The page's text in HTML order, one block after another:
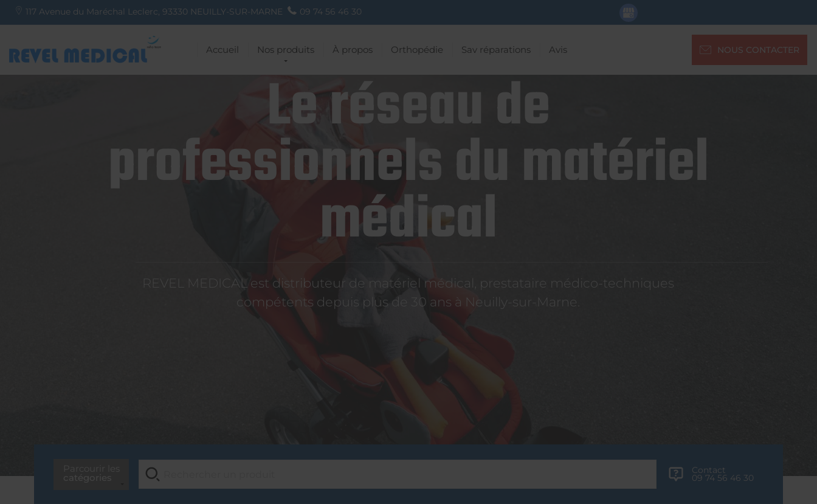
117 Avenue du Maréchal Leclerc, 93330 NEUILLY-SUR-MARNE 09 74 56 46 30
Accueil Nos produits À propos Orthopédie Sav réparations Avis NOUS CONTACTER
Le réseau de
professionnels du matériel
médical
REVEL MEDICAL est distributeur de matériel médical, prestataire médico-techniques
compétents depuis plus de 30 ans à Neuilly-sur-Marne.
Contact
09 74 56 46 30